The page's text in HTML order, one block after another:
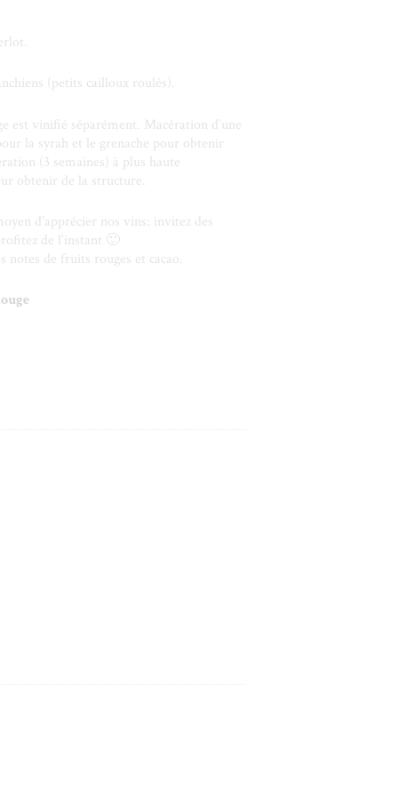
(petits cailloux roulés).
est vinifié séparément. Macération d’une
la syrah et le grenache pour obtenir
(3 semaines) à plus haute
obtenir de la structure.
d’apprécier nos vins: invitez des
de l’instant 🙂
notes de fruits rouges et cacao.